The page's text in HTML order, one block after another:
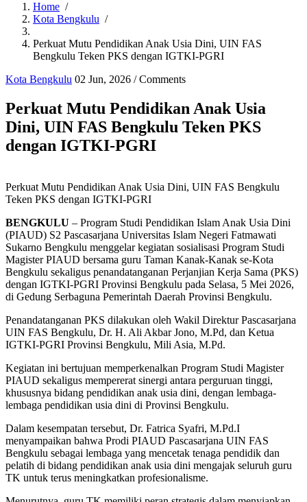
Home /
Kota Bengkulu /
Perkuat Mutu Pendidikan Anak Usia Dini, UIN FAS
Bengkulu Teken PKS dengan IGTKI-PGRI
Kota Bengkulu 02 Jun, 2026 /Comments
Perkuat Mutu Pendidikan Anak Usia
Dini, UIN FAS Bengkulu Teken PKS
dengan IGTKI-PGRI
Perkuat Mutu Pendidikan Anak Usia Dini, UIN FAS Bengkulu
Teken PKS dengan IGTKI-PGRI
BENGKULU – Program Studi Pendidikan Islam Anak Usia Dini
(PIAUD) S2 Pascasarjana Universitas Islam Negeri Fatmawati
Sukarno Bengkulu menggelar kegiatan sosialisasi Program Studi
Magister PIAUD bersama guru Taman Kanak-Kanak se-Kota
Bengkulu sekaligus penandatanganan Perjanjian Kerja Sama (PKS)
dengan IGTKI-PGRI Provinsi Bengkulu pada Selasa, 5 Mei 2026,
di Gedung Serbaguna Pemerintah Daerah Provinsi Bengkulu.
Penandatanganan PKS dilakukan oleh Wakil Direktur Pascasarjana
UIN FAS Bengkulu, Dr. H. Ali Akbar Jono, M.Pd, dan Ketua
IGTKI-PGRI Provinsi Bengkulu, Mili Asia, M.Pd.
Kegiatan ini bertujuan memperkenalkan Program Studi Magister
PIAUD sekaligus mempererat sinergi antara perguruan tinggi,
khususnya bidang pendidikan anak usia dini, dengan lembaga-
lembaga pendidikan usia dini di Provinsi Bengkulu.
Dalam kesempatan tersebut, Dr. Fatrica Syafri, M.Pd.I
menyampaikan bahwa Prodi PIAUD Pascasarjana UIN FAS
Bengkulu sebagai lembaga yang mencetak tenaga pendidik dan
pelatih di bidang pendidikan anak usia dini mengajak seluruh guru
TK untuk terus meningkatkan profesionalisme.